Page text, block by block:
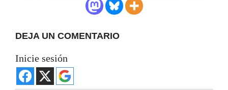
DEJA UN COMENTARIO
Inicie sesión